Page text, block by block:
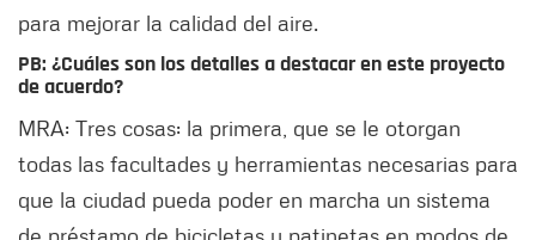
para mejorar la calidad del aire.
PB: ¿Cuáles son los detalles a destacar en este proyecto
de acuerdo?
MRA: Tres cosas: la primera, que se le otorgan
todas las facultades y herramientas necesarias para
que la ciudad pueda poder en marcha un sistema